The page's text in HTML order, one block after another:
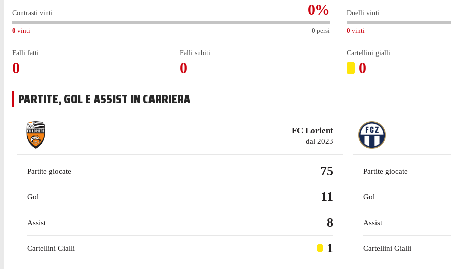
Contrasti vinti 0%
0 vinti 0 persi
Duelli vinti
0 vinti
Falli fatti
0
Falli subiti
0
Cartellini gialli
0
PARTITE, GOL E ASSIST IN CARRIERA
FC Lorient
dal 2023
Partite giocate 75
Gol 11
Assist 8
Cartellini Gialli
1
Partite giocate
Gol
Assist
Cartellini Gialli